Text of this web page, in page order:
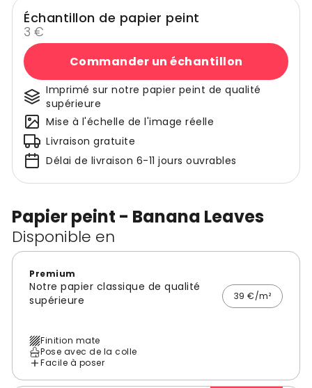
Papier peint - Banana Leaves
Disponible en
Premium
Notre papier classique de qualité
supérieure
39 €/m²
Finition mate
Pose avec de la colle
Facile à poser
Échantillon de papier peint
3 €
Commander un échantillon
Imprimé sur notre papier peint de qualité
supérieure
Mise à l'échelle de l'image réelle
Livraison gratuite
Délai de livraison 6-11 jours ouvrables